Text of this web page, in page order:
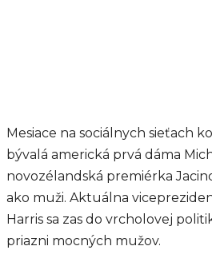
Mesiace na sociálnych sieťach
bývalá americká prvá dáma
novozélandská premiérka
ako muži. Aktuálna
Harris sa zas do vrcholovej
priazni mocných mužov.